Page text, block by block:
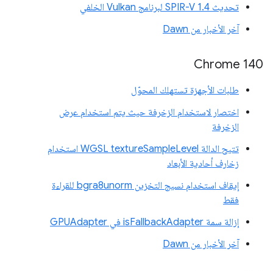
تحديث SPIR-V 1.4 لبرنامج Vulkan الخلفي
آخر الأخبار من Dawn
Chrome 140
طلبات الأجهزة تستهلك المحوّل
اختصار لاستخدام الزخرفة حيث يتم استخدام عرض
الزخرفة
تتيح الدالة WGSL textureSampleLevel استخدام
زخارف أحادية الأبعاد
إيقاف استخدام نسيج التخزين bgra8unorm للقراءة
فقط
إزالة سمة isFallbackAdapter في GPUAdapter
آخر الأخبار من Dawn